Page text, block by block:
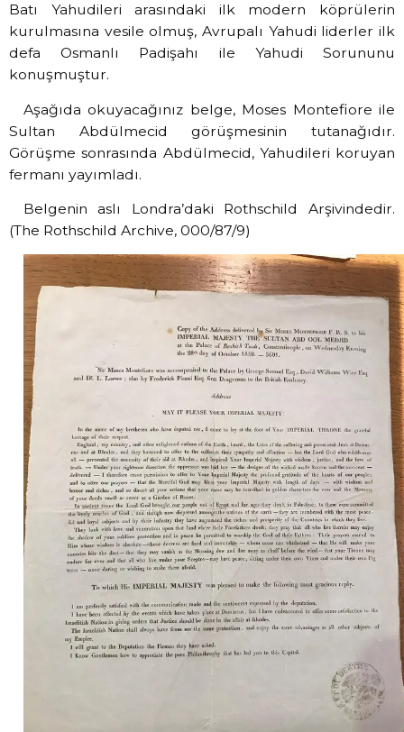
Batı Yahudileri arasındaki ilk modern köprülerin
kurulmasına vesile olmuş, Avrupalı Yahudi liderler ilk
defa Osmanlı Padişahı ile Yahudi Sorununu
konuşmuştur.
Aşağıda okuyacağınız belge, Moses Montefiore ile
Sultan Abdülmecid görüşmesinin tutanağıdır.
Görüşme sonrasında Abdülmecid, Yahudileri koruyan
fermanı yayımladı.
Belgenin aslı Londra’daki Rothschild Arşivindedir.
(The Rothschild Archive, 000/87/9)